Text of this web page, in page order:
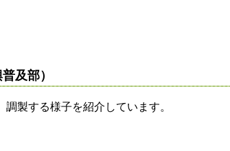
及部）
製する様子を紹介しています。